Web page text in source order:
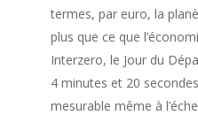
termes, par euro, la
plus que ce que
Interzero, le Jour du
4 minutes et 20
mesurable même à